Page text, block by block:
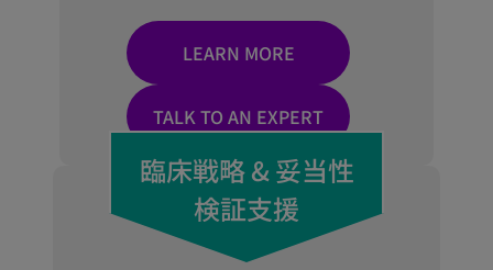
LEARN MORE
TALK TO AN EXPERT
臨床戦略 & 妥当性
検証支援